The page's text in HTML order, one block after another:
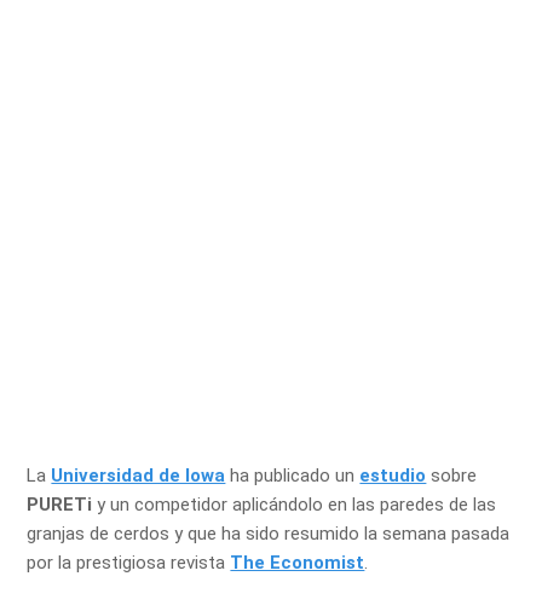
La Universidad de Iowa ha publicado un estudio sobre
PURETi y un competidor aplicándolo en las paredes de las
granjas de cerdos y que ha sido resumido la semana pasada
por la prestigiosa revista The Economist.